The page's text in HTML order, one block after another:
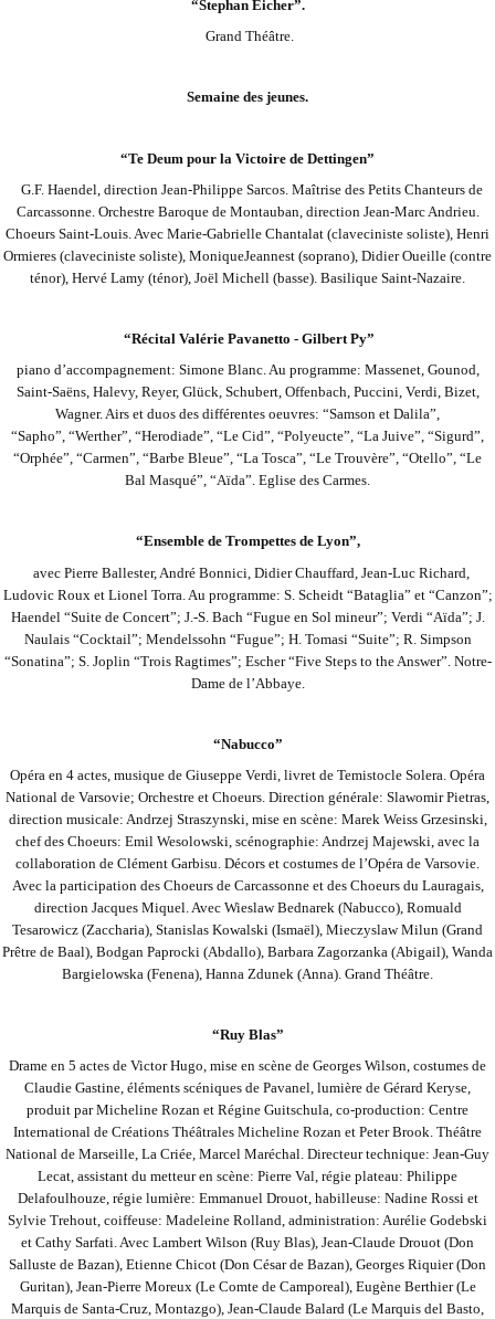
“Stephan Eicher”.
Grand Théâtre.
Semaine des jeunes.
“Te Deum pour la Victoire de Dettingen”
G.F. Haendel, direction Jean-Philippe Sarcos. Maîtrise des Petits Chanteurs de
Carcassonne. Orchestre Baroque de Montauban, direction Jean-Marc Andrieu.
Choeurs Saint-Louis. Avec Marie-Gabrielle Chantalat (claveciniste soliste), Henri
Ormieres (claveciniste soliste), MoniqueJeannest (soprano), Didier Oueille (contre
ténor), Hervé Lamy (ténor), Joël Michell (basse). Basilique Saint-Nazaire.
“Récital Valérie Pavanetto - Gilbert Py”
piano d’accompagnement: Simone Blanc. Au programme: Massenet, Gounod,
Saint-Saëns, Halevy, Reyer, Glück, Schubert, Offenbach, Puccini, Verdi, Bizet,
Wagner. Airs et duos des différentes oeuvres: “Samson et Dalila”,
“Sapho”, “Werther”, “Herodiade”, “Le Cid”, “Polyeucte”, “La Juive”, “Sigurd”,
“Orphée”, “Carmen”, “Barbe Bleue”, “La Tosca”, “Le Trouvère”, “Otello”, “Le
Bal Masqué”, “Aïda”. Eglise des Carmes.
“Ensemble de Trompettes de Lyon”,
avec Pierre Ballester, André Bonnici, Didier Chauffard, Jean-Luc Richard,
Ludovic Roux et Lionel Torra. Au programme: S. Scheidt “Bataglia” et “Canzon”;
Haendel “Suite de Concert”; J.-S. Bach “Fugue en Sol mineur”; Verdi “Aïda”; J.
Naulais “Cocktail”; Mendelssohn “Fugue”; H. Tomasi “Suite”; R. Simpson
“Sonatina”; S. Joplin “Trois Ragtimes”; Escher “Five Steps to the Answer”. Notre-
Dame de l’Abbaye.
“Nabucco”
Opéra en 4 actes, musique de Giuseppe Verdi, livret de Temistocle Solera. Opéra
National de Varsovie; Orchestre et Choeurs. Direction générale: Slawomir Pietras,
direction musicale: Andrzej Straszynski, mise en scène: Marek Weiss Grzesinski,
chef des Choeurs: Emil Wesolowski, scénographie: Andrzej Majewski, avec la
collaboration de Clément Garbisu. Décors et costumes de l’Opéra de Varsovie.
Avec la participation des Choeurs de Carcassonne et des Choeurs du Lauragais,
direction Jacques Miquel. Avec Wieslaw Bednarek (Nabucco), Romuald
Tesarowicz (Zaccharia), Stanislas Kowalski (Ismaël), Mieczyslaw Milun (Grand
Prêtre de Baal), Bodgan Paprocki (Abdallo), Barbara Zagorzanka (Abigail), Wanda
Bargielowska (Fenena), Hanna Zdunek (Anna). Grand Théâtre.
“Ruy Blas”
Drame en 5 actes de Victor Hugo, mise en scène de Georges Wilson, costumes de
Claudie Gastine, éléments scéniques de Pavanel, lumière de Gérard Keryse,
produit par Micheline Rozan et Régine Guitschula, co-production: Centre
International de Créations Théâtrales Micheline Rozan et Peter Brook. Théâtre
National de Marseille, La Criée, Marcel Maréchal. Directeur technique: Jean-Guy
Lecat, assistant du metteur en scène: Pierre Val, régie plateau: Philippe
Delafoulhouze, régie lumière: Emmanuel Drouot, habilleuse: Nadine Rossi et
Sylvie Trehout, coiffeuse: Madeleine Rolland, administration: Aurélie Godebski
et Cathy Sarfati. Avec Lambert Wilson (Ruy Blas), Jean-Claude Drouot (Don
Salluste de Bazan), Etienne Chicot (Don César de Bazan), Georges Riquier (Don
Guritan), Jean-Pierre Moreux (Le Comte de Camporeal),Eugène Berthier (Le
Marquis de Santa-Cruz, Montazgo), Jean-Claude Balard (Le Marquis del Basto,